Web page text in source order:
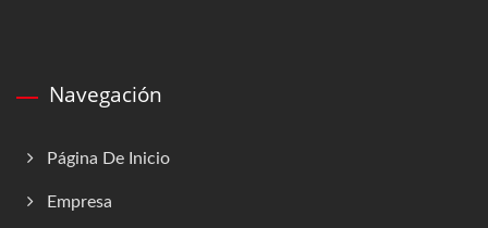
Navegación
Página De Inicio
Empresa